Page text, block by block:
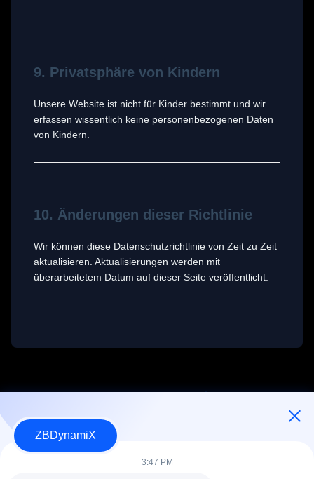
9. Privatsphäre von Kindern
Unsere Website ist nicht für Kinder bestimmt und wir
erfassen wissentlich keine personenbezogenen Daten
von Kindern.
10. Änderungen dieser Richtlinie
Wir können diese Datenschutzrichtlinie von Zeit zu Zeit
aktualisieren. Aktualisierungen werden mit
überarbeitetem Datum auf dieser Seite veröffentlicht.
Designer und Hersteller für humanoide Roboter-Akkupacks und -
Aktuatoren.
ZBDynamiX
3:47 PM